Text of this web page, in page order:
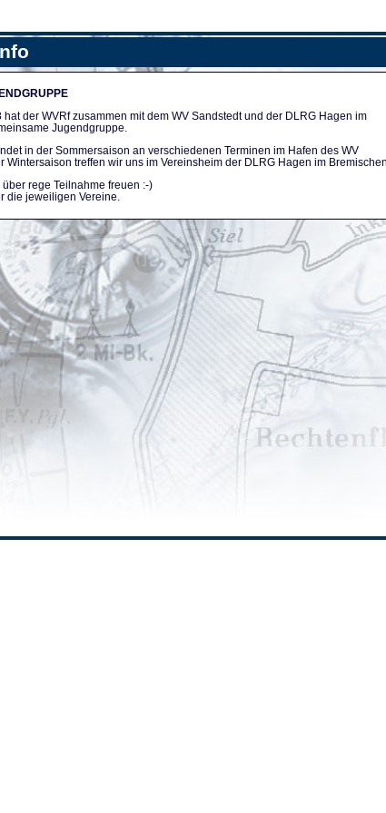
der WVRf zusammen mit dem WV Sandstedt und der DLRG Hagen im
Jugendgruppe.
in der Sommersaison an verschiedenen Terminen im Hafen des WV
Wintersaison treffen wir uns im Vereinsheim der DLRG Hagen im
rege Teilnahme freuen :-)
die jeweiligen Vereine.